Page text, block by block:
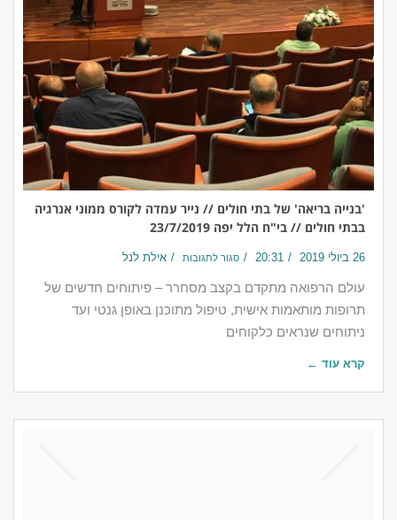
'בנייה בריאה' של בתי חולים // נייר עמדה לקורס ממוני אנרגיה
בבתי חולים // בי"ח הלל יפה 23/7/2019
26 ביולי 2019 20:31 סגור לתגובות אילת לנל
עולם הרפואה מתקדם בקצב מסחרר – פיתוחים חדשים של
תרופות מותאמות אישית, טיפול מתוכנן באופן גנטי ועד
ניתוחים שנראים כלקוחים
קרא עוד ←